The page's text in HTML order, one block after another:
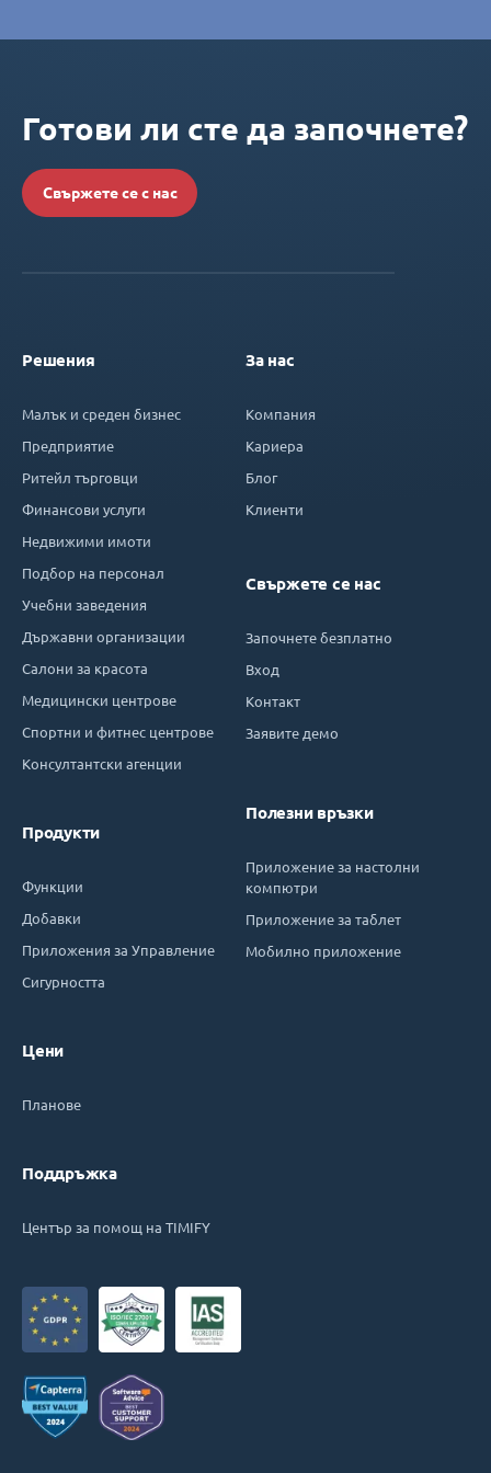
Готови ли сте да започнете?
Свържете се с нас
Решения
Малък и среден бизнес
Предприятие
Ритейл търговци
Финансови услуги
Недвижими имоти
Подбор на персонал
Учебни заведения
Държавни организации
Салони за красота
Медицински центрове
Спортни и фитнес центрове
Консултантски агенции
Продукти
Функции
Добавки
Приложения за Управление
Сигурността
Цени
Планове
Поддръжка
Център за помощ на TIMIFY
За нас
Компания
Кариера
Блог
Клиенти
Свържете се нас
Започнете безплатно
Вход
Контакт
Заявите демо
Полезни връзки
Приложение за настолни
компютри
Приложение за таблет
Мобилно приложение